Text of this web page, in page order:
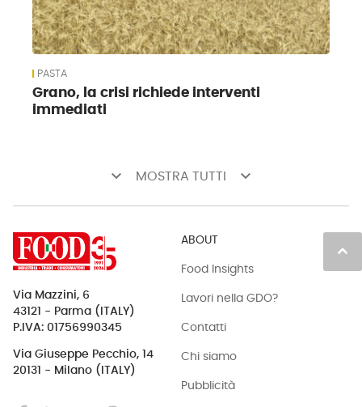
PASTA
Grano, la crisi richiede interventi
immediati
keyboard_arrow_down MOSTRA TUTTI keyboard_arrow_down
keyboard_arrow_up
Via Mazzini, 6
43121 - Parma (ITALY)
P.IVA: 01756990345
Via Giuseppe Pecchio, 14
20131 - Milano (ITALY)
ABOUT
Food Insights
Lavori nella GDO?
Contatti
Chi siamo
Pubblicità